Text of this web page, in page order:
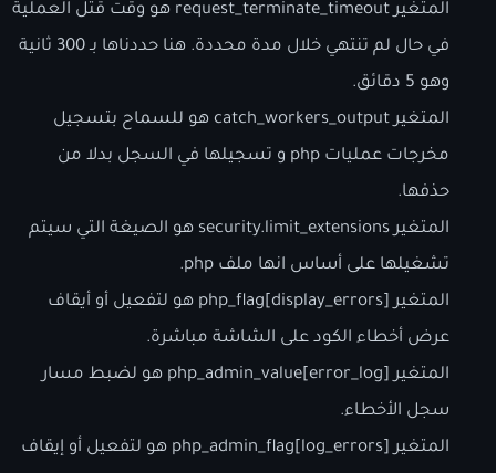
المتغير request_terminate_timeout هو وقت قتل العملية
في حال لم تنتهي خلال مدة محددة. هنا حددناها بـ 300 ثانية
وهو 5 دقائق.
المتغير catch_workers_output هو للسماح بتسجيل
مخرجات عمليات php و تسجيلها في السجل بدلا من
حذفها.
المتغير security.limit_extensions هو الصيغة التي سيتم
تشغيلها على أساس انها ملف php.
المتغير php_flag[display_errors] هو لتفعيل أو أيقاف
عرض أخطاء الكود على الشاشة مباشرة.
المتغير php_admin_value[error_log] هو لضبط مسار
سجل الأخطاء.
المتغير php_admin_flag[log_errors] هو لتفعيل أو إيقاف